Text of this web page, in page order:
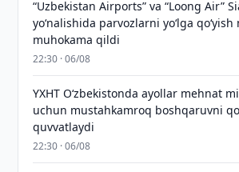
“Uzbekistan Airports” va “Loong Air”
yo‘nalishida parvozlarni yo‘lga
muhokama qildi
22:30 · 06/08
YXHT O‘zbekistonda ayollar mehnat
uchun mustahkamroq boshqaruvni
quvvatlaydi
22:30 · 06/08